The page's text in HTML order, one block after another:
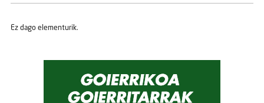
Ez dago elementurik.